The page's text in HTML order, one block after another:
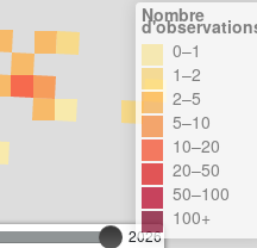
2026
Nombre
0–1
1–2
2–5
5–10
10–20
20–50
50–100
100+